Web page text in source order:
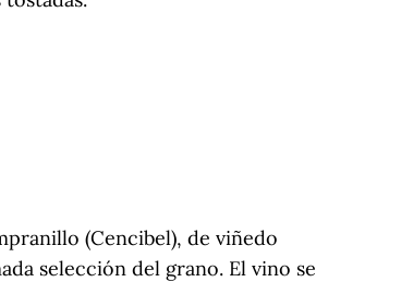
(Cencibel), de viñedo
selección del grano. El vino se